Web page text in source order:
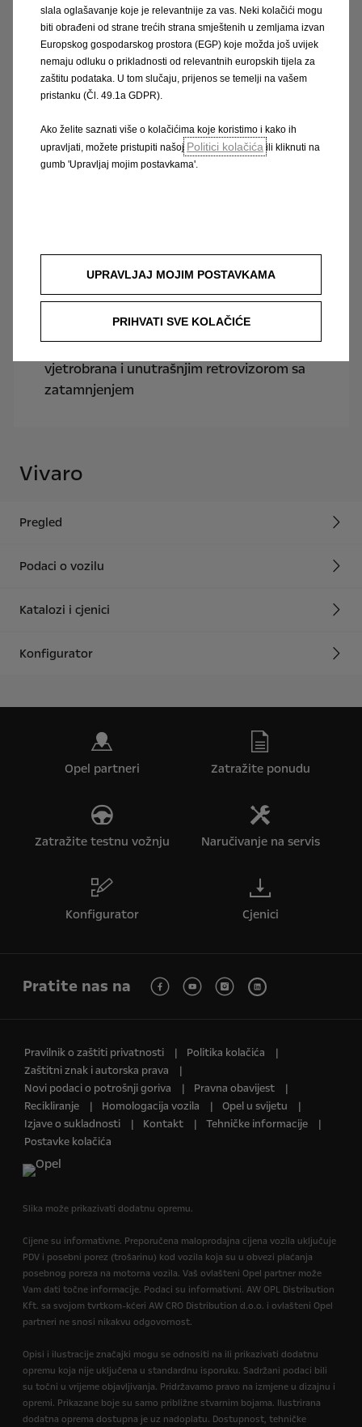
smještaj za najviše devet
osoba
(glava i prsni koš)
Priprema za radiosustav
Paket svjetala i preglednosti s automatskim
prednjim svjetlima, brisačem prednjeg
vjetrobrana i unutrašnjim retrovizorom sa
zatamnjenjem
Vivaro
Pregled
Podaci o vozilu
Katalozi i cjenici
Konfigurator
Opel partneri Zatražite ponudu
Zatražite testnu vožnju Naručivanje na servis
Konfigurator Cjenici
Pratite nas na
Pravilnik o zaštiti privatnosti
Politika kolačića
Zaštitni znak i autorska prava
Novi podaci o potrošnji goriva
Pravna obavijest
Recikliranje
Homologacija vozila
Opel u svijetu
Izjave o sukladnosti
Kontakt
Tehničke informacije
Postavke kolačića
Slika može prikazivati dodatnu opremu.
Cijene su informativne. Preporučena maloprodajna cijena vozila uključuje
PDV i posebni porez (trošarinu) kod vozila koja su u obvezi plaćanja
posebnog poreza na motorna vozila. Vaš ovlašteni Opel partner može
Vam dati točne informacije. Podaci su informativni. AW OPL Distribution
Kft. sa svojom tvrtkom-kćeri AW CRO Distribution d.o.o. i ovlašteni Opel
partneri ne snosi nikakvu odgovornost.
Opisi i ilustracije značajki mogu se odnositi na ili prikazivati dodatnu
opremu koja nije uključena u standardnu isporuku. Sadržani podaci bili
su točni u vrijeme objavljivanja. Pridržavamo pravo na izmjene u dizajnu i
opremi. Prikazane boje su samo približne stvarnim bojama. Ilustrirana
dodatna oprema dostupna je uz nadoplatu. Dostupnost, tehničke
slala oglašavanje koje je relevantnije za vas. Neki kolačići mogu
biti obrađeni od strane trećih strana smještenih u zemljama izvan
Europskog gospodarskog prostora (EGP) koje možda još uvijek
nemaju odluku o prikladnosti od relevantnih europskih tijela za
zaštitu podataka. U tom slučaju, prijenos se temelji na vašem
pristanku (Čl. 49.1a GDPR).
Ako želite saznati više o kolačićima koje koristimo i kako ih
upravljati, možete pristupiti našoj Politici kolačića ili kliknuti na
gumb 'Upravljaj mojim postavkama'.
UPRAVLJAJ MOJIM POSTAVKAMA
PRIHVATI SVE KOLAČIĆE